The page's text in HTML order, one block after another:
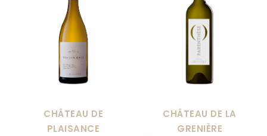
CHÂTEAU DE
PLAISANCE
CHÂTEAU DE LA
GRENIÈRE